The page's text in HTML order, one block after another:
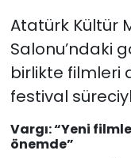
Atatürk Kültür
Salonu’ndaki
birlikte filmleri
festival
Vargı: “Yeni
önemde”